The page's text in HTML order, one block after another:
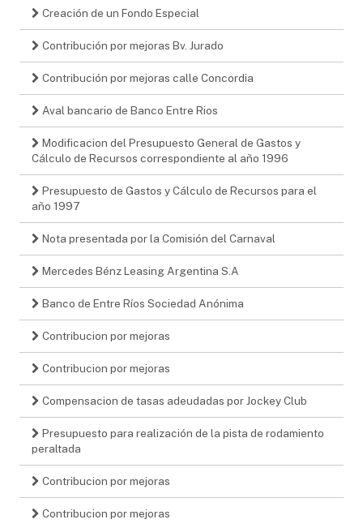
Creación de un Fondo Especial
Contribución por mejoras Bv. Jurado
Contribución por mejoras calle Concordia
Aval bancario de Banco Entre Rios
Modificacion del Presupuesto General de Gastos y
Cálculo de Recursos correspondiente al año 1996
Presupuesto de Gastos y Cálculo de Recursos para el
año 1997
Nota presentada por la Comisión del Carnaval
Mercedes Bénz Leasing Argentina S.A
Banco de Entre Ríos Sociedad Anónima
Contribucion por mejoras
Contribucion por mejoras
Compensacion de tasas adeudadas por Jockey Club
Presupuesto para realización de la pista de rodamiento
peraltada
Contribucion por mejoras
Contribucion por mejoras